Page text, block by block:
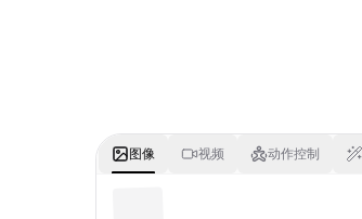
图像 视频 动作控制